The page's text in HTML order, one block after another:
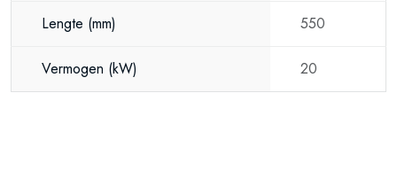
Lengte (mm) 550
Vermogen (kW) 20